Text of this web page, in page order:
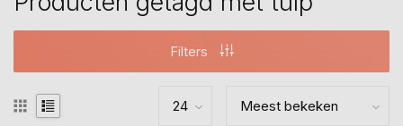
Filters